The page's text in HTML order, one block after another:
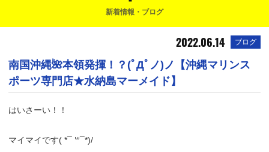
新着情報・ブログ
2022.06.14 ブログ
南国沖縄🌺本領発揮！？(ﾟДﾟノ)ノ【沖縄マリンス
ポーツ専門店★水納島マーメイド】
はいさーい！！
マイマイです( *¯ ꒳¯*)/